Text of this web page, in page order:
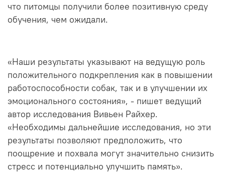
что питомцы получили более позитивную среду
обучения, чем ожидали.
«Наши результаты указывают на ведущую роль
положительного подкрепления как в повышении
работоспособности собак, так и в улучшении их
эмоционального состояния», - пишет ведущий
автор исследования Вивьен Райхер.
«Необходимы дальнейшие исследования, но эти
результаты позволяют предположить, что
поощрение и похвала могут значительно снизить
стресс и потенциально улучшить память».